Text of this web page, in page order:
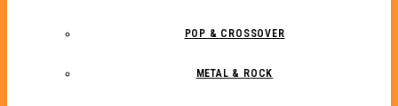
POP & CROSSOVER
METAL & ROCK